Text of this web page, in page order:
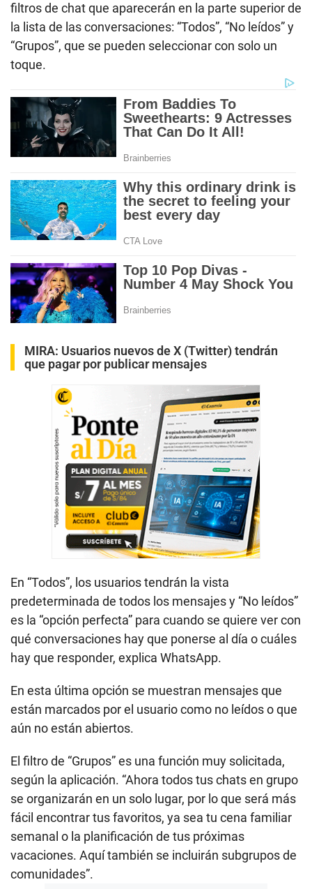
filtros de chat que aparecerán en la parte superior de
la lista de las conversaciones: “Todos”, “No leídos” y
“Grupos”, que se pueden seleccionar con solo un
toque.
MIRA: Usuarios nuevos de X (Twitter) tendrán
que pagar por publicar mensajes
En “Todos”, los usuarios tendrán la vista
predeterminada de todos los mensajes y “No leídos”
es la “opción perfecta” para cuando se quiere ver con
qué conversaciones hay que ponerse al día o cuáles
hay que responder, explica WhatsApp.
En esta última opción se muestran mensajes que
están marcados por el usuario como no leídos o que
aún no están abiertos.
El filtro de “Grupos” es una función muy solicitada,
según la aplicación. “Ahora todos tus chats en grupo
se organizarán en un solo lugar, por lo que será más
fácil encontrar tus favoritos, ya sea tu cena familiar
semanal o la planificación de tus próximas
vacaciones. Aquí también se incluirán subgrupos de
comunidades”.